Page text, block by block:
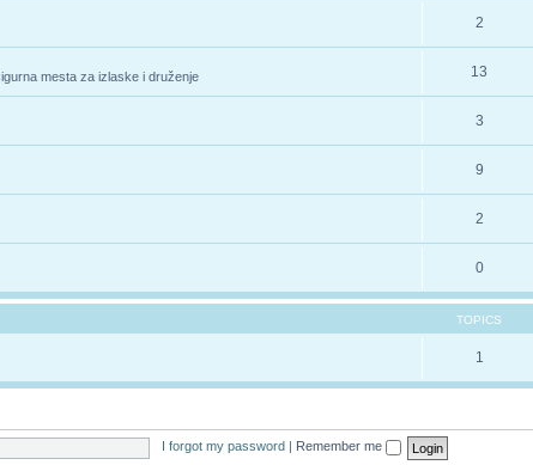
2
mesta za izlaske i druženje 13
3
9
2
0
TOPICS
1
I forgot my password Remember me